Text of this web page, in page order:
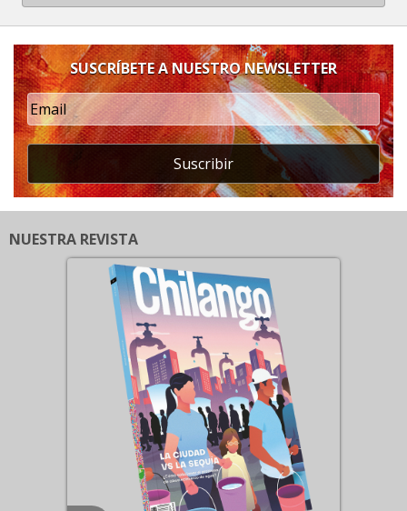
SUSCRÍBETE A NUESTRO NEWSLETTER
Suscribir
NUESTRA REVISTA